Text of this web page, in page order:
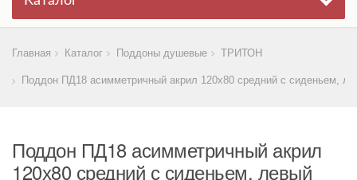
Главная Каталог Поддоны душевые ТРИТОН
Поддон ПД18 асимметричный акрил 120х80 средний с сиденьем,
Поддон ПД18 асимметричный акрил
120х80 средний с сиденьем, левый